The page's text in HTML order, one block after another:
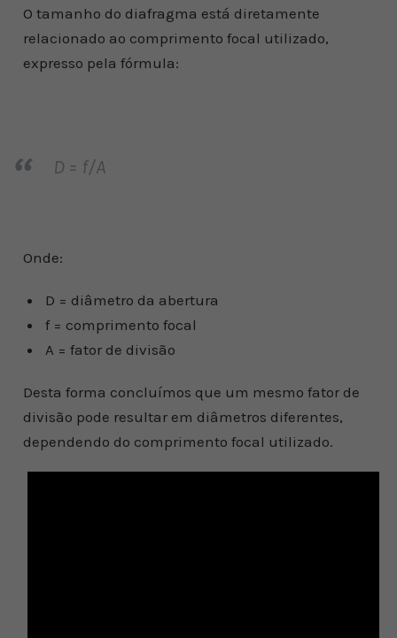
O tamanho do diafragma está diretamente
relacionado ao comprimento focal utilizado,
expresso pela fórmula:
D = f/A
Onde:
D = diâmetro da abertura
f = comprimento focal
A = fator de divisão
Desta forma concluímos que um mesmo fator de
divisão pode resultar em diâmetros diferentes,
dependendo do comprimento focal utilizado.